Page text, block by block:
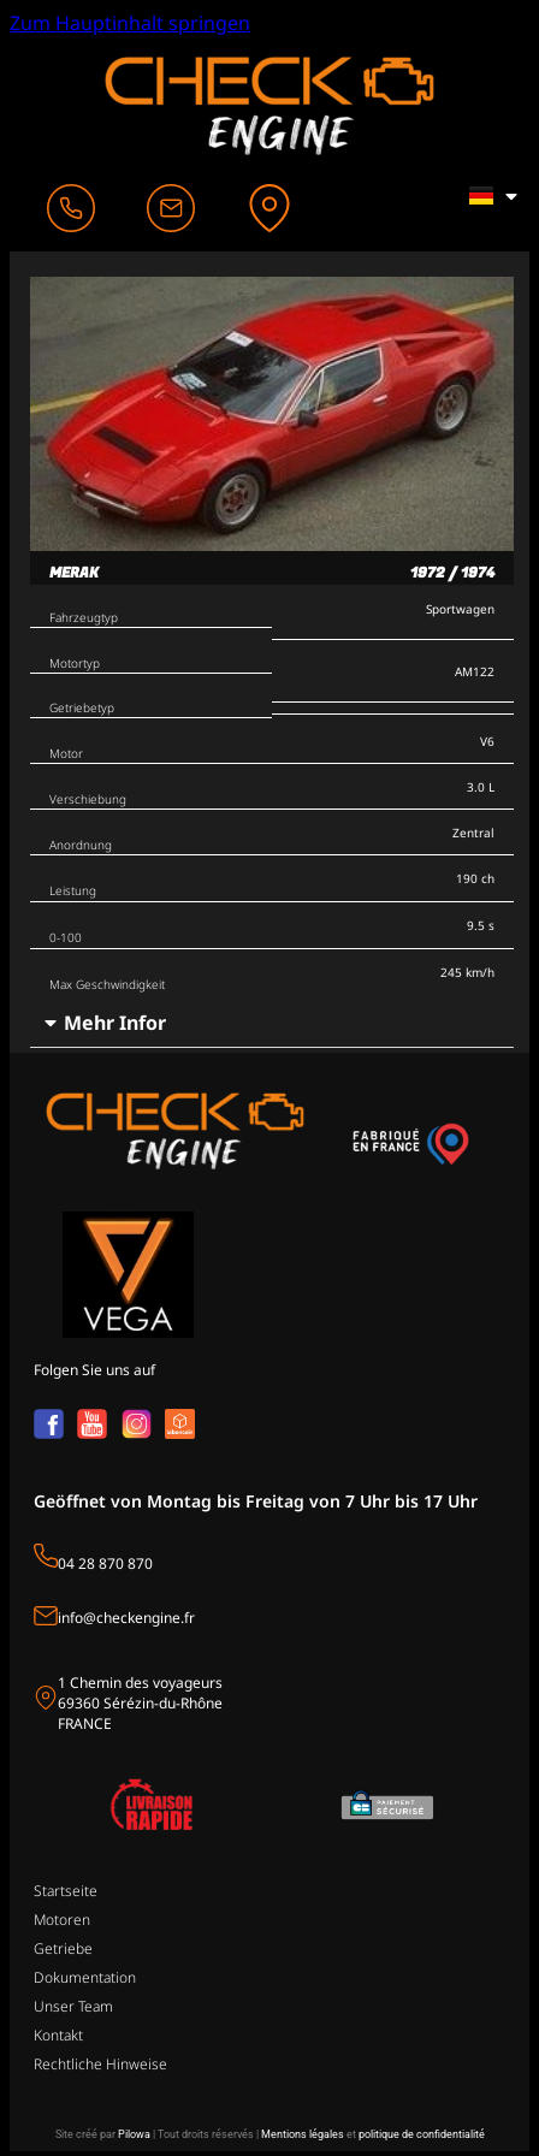
Zum Hauptinhalt springen
MERAK 1972 / 1974
Fahrzeugtyp
Motortyp
Getriebetyp
Sportwagen
AM122
Motor
Verschiebung
Anordnung
V6
3.0 L
Zentral
Leistung
0-100
Max Geschwindigkeit
190 ch
9.5 s
245 km/h
Mehr Infor
Folgen Sie uns auf
Geöffnet von Montag bis Freitag von 7 Uhr bis 17 Uhr
04 28 870 870
info@checkengine.fr
1 Chemin des voyageurs
69360 Sérézin-du-Rhône
FRANCE
Startseite
Motoren
Getriebe
Dokumentation
Unser Team
Kontakt
Rechtliche Hinweise
Site créé par Pilowa| Tout droits réservés | Mentions légaleset politique de confidentialité